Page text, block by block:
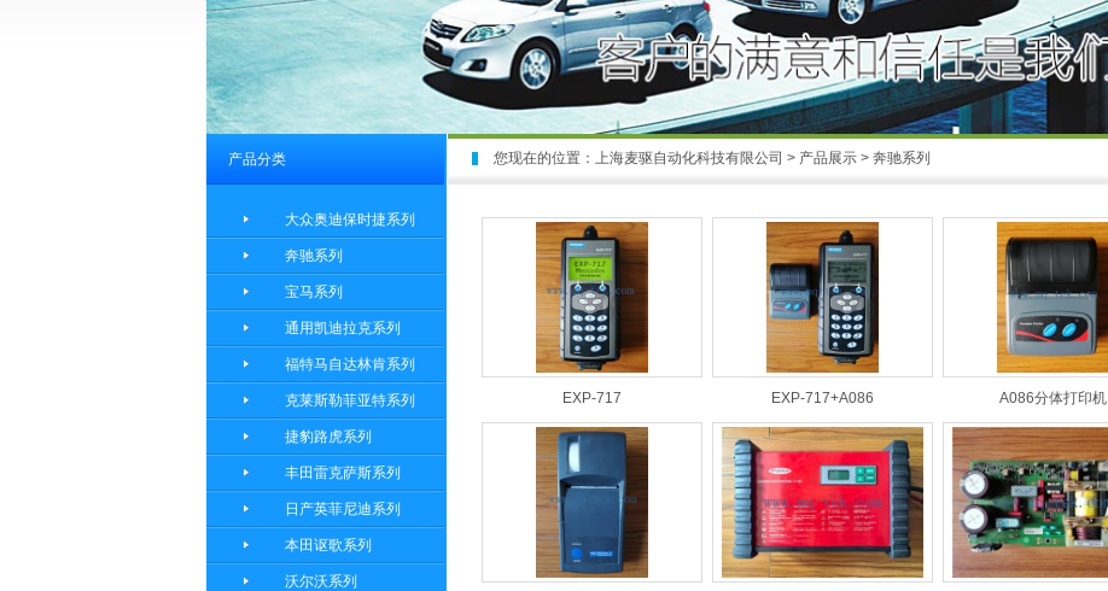
您现在的位置： 上海麦驱自动化科技有限公司 > 产品展示 > 奔驰系列
产品分类
大众奥迪保时捷系列
奔驰系列
宝马系列
通用凯迪拉克系列
福特马自达林肯系列
克莱斯勒菲亚特系列
捷豹路虎系列
丰田雷克萨斯系列
日产英菲尼迪系列
本田讴歌系列
沃尔沃系列
EXP-717 EXP-717+A086 A086分体打印机